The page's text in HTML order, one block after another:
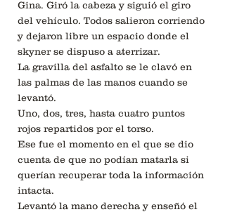
Gina. Giró la cabeza y siguió el giro
del vehículo. Todos salieron corriendo
y dejaron libre un espacio donde el
skyner se dispuso a aterrizar.
La gravilla del asfalto se le clavó en
las palmas de las manos cuando se
levantó.
Uno, dos, tres, hasta cuatro puntos
rojos repartidos por el torso.
Ese fue el momento en el que se dio
cuenta de que no podían matarla si
querían recuperar toda la información
intacta.
Levantó la mano derecha y enseñó el